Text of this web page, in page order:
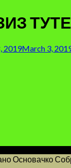
ЗИЗ
2019March 3,
Основачко